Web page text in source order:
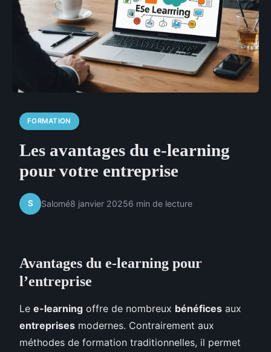
FORMATION
Les avantages du e-learning
pour votre entreprise
S Salomé8 janvier 20256 min de lecture
Avantages du e-learning pour
l’entreprise
Le e-learning offre de nombreux bénéfices aux
entreprises modernes. Contrairement aux
méthodes de formation traditionnelles, il permet